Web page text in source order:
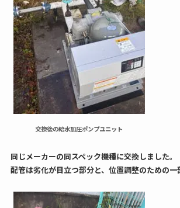
交換後の給水加圧ポンプユニット
同じメーカーの同スペック機種に交換しました。
配管は劣化が目立つ部分と、位置調整のための一